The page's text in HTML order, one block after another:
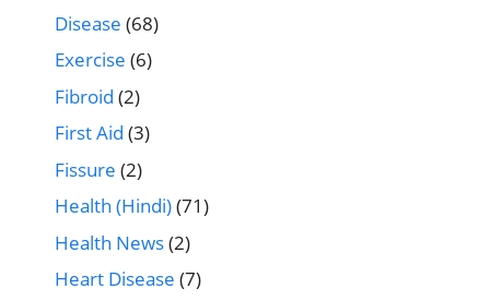
Disease (68)
Exercise (6)
Fibroid (2)
First Aid (3)
Fissure (2)
Health (Hindi)(71)
Health News(2)
Heart Disease (7)